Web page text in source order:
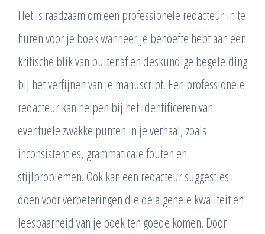
Het is raadzaam om een professionele redacteur in te
huren voor je boek wanneer je behoefte hebt aan een
kritische blik van buitenaf en deskundige begeleiding
bij het verfijnen van je manuscript. Een professionele
redacteur kan helpen bij het identificeren van
eventuele zwakke punten in je verhaal, zoals
inconsistenties, grammaticale fouten en
stijlproblemen. Ook kan een redacteur suggesties
doen voor verbeteringen die de algehele kwaliteit en
leesbaarheid van je boek ten goede komen. Door